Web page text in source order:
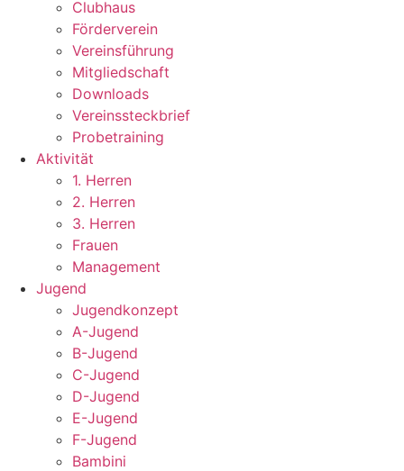
Clubhaus
Förderverein
Vereinsführung
Mitgliedschaft
Downloads
Vereinssteckbrief
Probetraining
Aktivität
1. Herren
2. Herren
3. Herren
Frauen
Management
Jugend
Jugendkonzept
A-Jugend
B-Jugend
C-Jugend
D-Jugend
E-Jugend
F-Jugend
Bambini